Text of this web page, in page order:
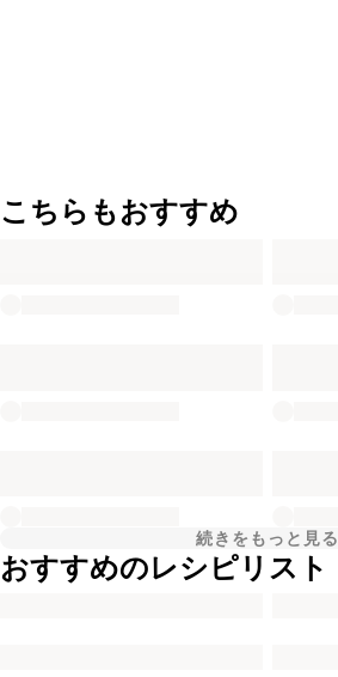
こちらもおすすめ
続きをもっと見る
おすすめのレシピリスト